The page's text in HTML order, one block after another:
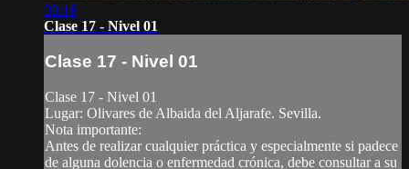
38:16
Clase 17 - Nivel 01
Clase 17 - Nivel 01
Clase 17 - Nivel 01
Lugar: Olivares de Albaida del Aljarafe. Sevilla.
Nota importante:
Antes de realizar cualquier práctica y especialmente si padece
de alguna dolencia o enfermedad crónica, debe consultar a su